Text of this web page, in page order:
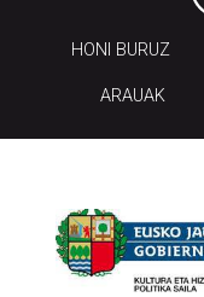
HONI BURUZ
ARAUAK